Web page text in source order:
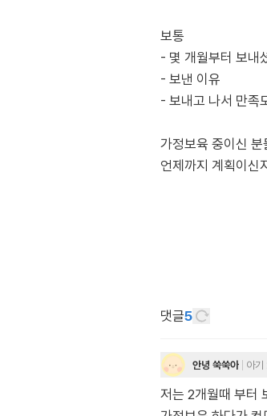
보통
- 몇 개월부터 보내
- 보낸 이유
- 보내고 나서 만족
가정보육 중이신 분
언제까지 계획이신
댓글5
안녕 쑥쑥아 아기
저는 2개월때 부터